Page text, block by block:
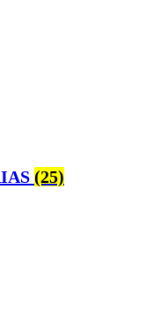
(25)